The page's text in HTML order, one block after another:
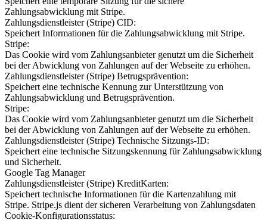
Zahlungsabwicklung mit Stripe.
Zahlungsdienstleister (Stripe) CID:
Speichert Informationen für die Zahlungsabwicklung mit Stripe.
Stripe:
Das Cookie wird vom Zahlungsanbieter genutzt um die Sicherheit
bei der Abwicklung von Zahlungen auf der Webseite zu erhöhen.
Zahlungsdienstleister (Stripe) Betrugsprävention:
Speichert eine technische Kennung zur Unterstützung von
Zahlungsabwicklung und Betrugsprävention.
Stripe:
Das Cookie wird vom Zahlungsanbieter genutzt um die Sicherheit
bei der Abwicklung von Zahlungen auf der Webseite zu erhöhen.
Zahlungsdienstleister (Stripe) Technische Sitzungs-ID:
Speichert eine technische Sitzungskennung für Zahlungsabwicklung
und Sicherheit.
Google Tag Manager
Zahlungsdienstleister (Stripe) KreditKarten:
Speichert technische Informationen für die Kartenzahlung mit
Stripe. Stripe.js dient der sicheren Verarbeitung von Zahlungsdaten
Cookie-Konfigurationsstatus: